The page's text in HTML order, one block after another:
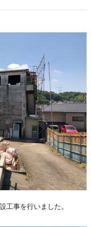
工事を行いました。